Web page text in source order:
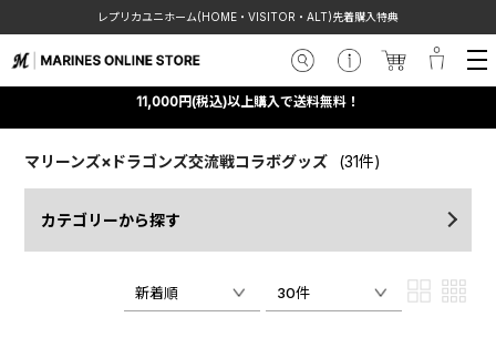
レプリカユニホーム(HOME・VISITOR・ALT)先着購入特典
11,000円(税込)以上購入で送料無料！
マリーンズ×ドラゴンズ交流戦コラボグッズ (31件)
カテゴリーから探す
新着順 30件